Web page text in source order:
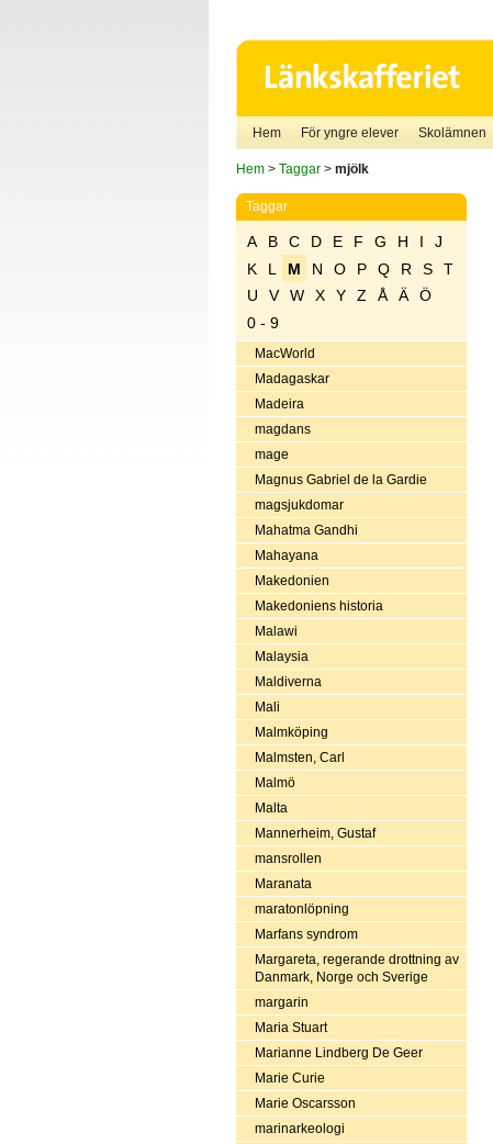
Hem För yngre elever Skolämnen
Hem> Taggar> mjölk
Taggar
A B C D E F G H I
J
K
L M N O P Q R S
T
U
V W X Y Z Å Ä
Ö
0 - 9
MacWorld
Madagaskar
Madeira
magdans
mage
Magnus Gabriel de la Gardie
magsjukdomar
Mahatma Gandhi
Mahayana
Makedonien
Makedoniens historia
Malawi
Malaysia
Maldiverna
Mali
Malmköping
Malmsten, Carl
Malmö
Malta
Mannerheim, Gustaf
mansrollen
Maranata
maratonlöpning
Marfans syndrom
Margareta, regerande drottning av
Danmark, Norge och Sverige
margarin
Maria Stuart
Marianne Lindberg De Geer
Marie Curie
Marie Oscarsson
marinarkeologi